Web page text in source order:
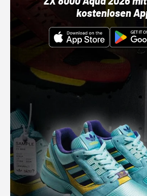
kostenlosen